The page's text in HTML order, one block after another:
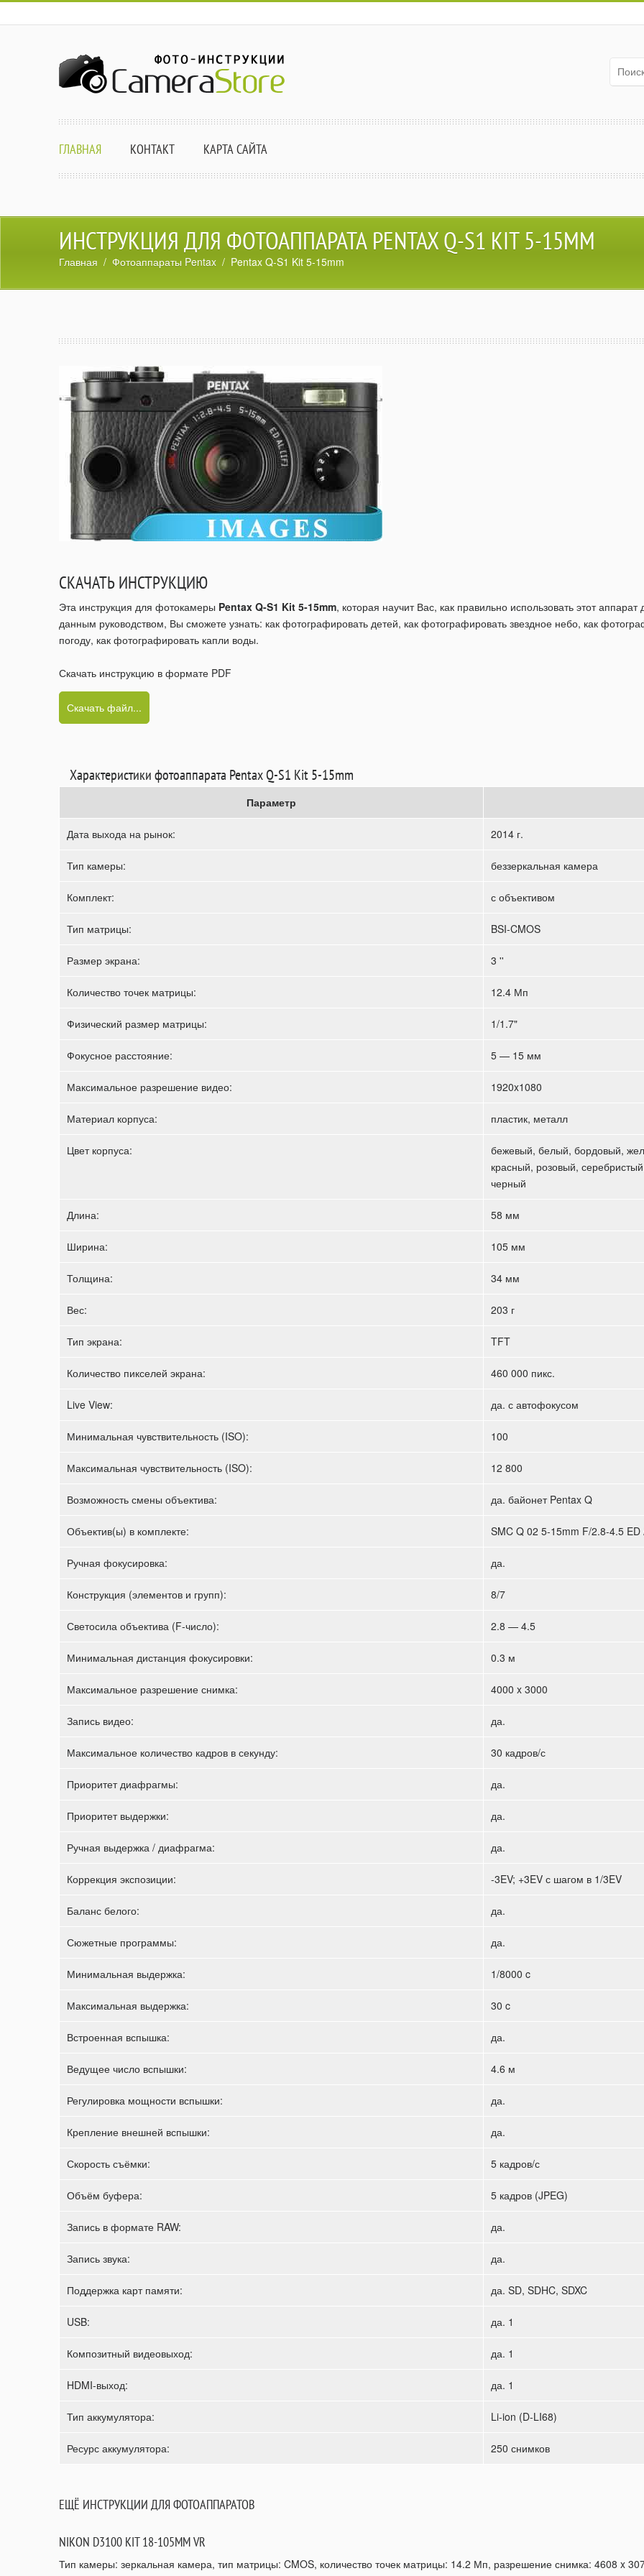
ГЛАВНАЯ КОНТАКТ КАРТА САЙТА
ИНСТРУКЦИЯ ДЛЯ ФОТОАППАРАТА PENTAX Q-S1 KIT 5-15MM
Главная / Фотоаппараты Pentax / Pentax Q-S1 Kit 5-15mm
СКАЧАТЬ ИНСТРУКЦИЮ
Эта инструкция для фотокамеры Pentax Q-S1 Kit 5-15mm, которая научит Вас, как правильно использовать этот
данным руководством, Вы сможете узнать: как фотографировать детей, как фотографировать звездное небо, как
погоду, как фотографировать капли воды.
Скачать инструкцию в формате PDF
Скачать файл...
Характеристики фотоаппарата Pentax Q-S1 Kit 5-15mm
Параметр
Дата выхода на рынок: 2014 г.
Тип камеры: беззеркальная камера
Комплект: с объективом
Тип матрицы: BSI-CMOS
Размер экрана: 3 ''
Количество точек матрицы: 12.4 Мп
Физический размер матрицы: 1/1.7"
Фокусное расстояние: 5 — 15 мм
Максимальное разрешение видео: 1920x1080
Материал корпуса: пластик, металл
Цвет корпуса:
бежевый, белый, бордовый,
красный, розовый,
черный
Длина: 58 мм
Ширина: 105 мм
Толщина: 34 мм
Вес: 203 г
Тип экрана: TFT
Количество пикселей экрана: 460 000 пикс.
Live View: да. с автофокусом
Минимальная чувствительность (ISO): 100
Максимальная чувствительность (ISO): 12 800
Возможность смены объектива: да. байонет Pentax Q
Объектив(ы) в комплекте: SMC Q 02 5-15mm F/2.8-4.5 ED
Ручная фокусировка: да.
Конструкция (элементов и групп): 8/7
Светосила объектива (F-число): 2.8 — 4.5
Минимальная дистанция фокусировки: 0.3 м
Максимальное разрешение снимка: 4000 x 3000
Запись видео: да.
Максимальное количество кадров в секунду: 30 кадров/с
Приоритет диафрагмы: да.
Приоритет выдержки: да.
Ручная выдержка / диафрагма: да.
Коррекция экспозиции: -3EV; +3EV с шагом в 1/3EV
Баланс белого: да.
Сюжетные программы: да.
Минимальная выдержка: 1/8000 c
Максимальная выдержка: 30 c
Встроенная вспышка: да.
Ведущее число вспышки: 4.6 м
Регулировка мощности вспышки: да.
Крепление внешней вспышки: да.
Скорость съёмки: 5 кадров/с
Объём буфера: 5 кадров (JPEG)
Запись в формате RAW: да.
Запись звука: да.
Поддержка карт памяти: да. SD, SDHC, SDXC
USB: да. 1
Композитный видеовыход: да. 1
HDMI-выход: да. 1
Тип аккумулятора: Li-ion (D-LI68)
Ресурс аккумулятора: 250 снимков
ЕЩЁ ИНСТРУКЦИИ ДЛЯ ФОТОАППАРАТОВ
NIKON D3100 KIT 18-105MM VR
Тип камеры: зеркальная камера, тип матрицы: CMOS, количество точек матрицы: 14.2 Мп, разрешение снимка: 4608 x